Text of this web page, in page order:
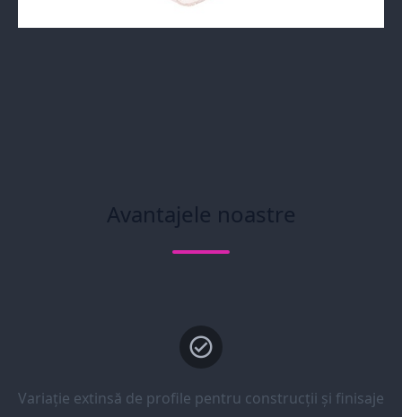
Avantajele noastre
Variație extinsă de profile pentru construcții și finisaje